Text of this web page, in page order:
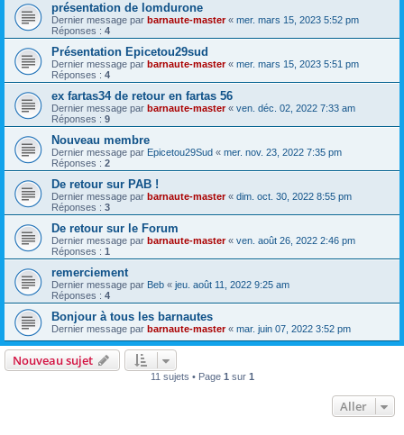
présentation de lomdurone
Dernier message par barnaute-master« mer. mars 15, 2023 5:52 pm
Réponses : 4
Présentation Epicetou29sud
Dernier message par barnaute-master« mer. mars 15, 2023 5:51 pm
Réponses : 4
ex fartas34 de retour en fartas 56
Dernier message par barnaute-master« ven. déc. 02, 2022 7:33 am
Réponses : 9
Nouveau membre
Dernier message par Epicetou29Sud « mer. nov. 23, 2022 7:35 pm
Réponses : 2
De retour sur PAB !
Dernier message par barnaute-master« dim. oct. 30, 2022 8:55 pm
Réponses : 3
De retour sur le Forum
Dernier message par barnaute-master« ven. août 26, 2022 2:46 pm
Réponses : 1
remerciement
Dernier message par Beb « jeu. août 11, 2022 9:25 am
Réponses : 4
Bonjour à tous les barnautes
Dernier message par barnaute-master« mar. juin 07, 2022 3:52 pm
Nouveau sujet
11 sujets • Page 1 sur 1
Aller